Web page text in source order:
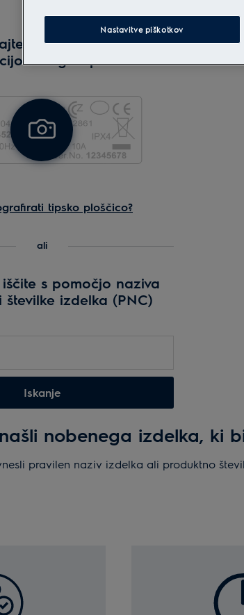
tipsko ploščico za
vašega aparata
Fotografirajte
tipsko
registracijo
tipsko ploščico?
ali
s pomočjo naziva
izdelka (PNC)
Iskanje
nobenega izdelka, ki
pravilen naziv izdelka ali produktno
Nastavitve piškotkov